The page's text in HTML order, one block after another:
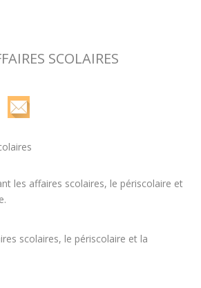
SCOLAIRES
les affaires scolaires, le périscolaire et
scolaires, le périscolaire et la